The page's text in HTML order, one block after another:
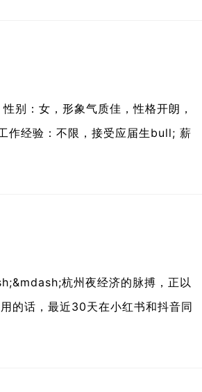
：女，形象气质佳，性格开朗，
经验：不限，接受应届生bull; 薪
杭州夜经济的脉搏，正以
的话，最近30天在小红书和抖音同